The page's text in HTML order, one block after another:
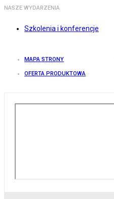
NASZE WYDARZENIA
Szkolenia i konferencje
MAPA STRONY
OFERTA PRODUKTOWA